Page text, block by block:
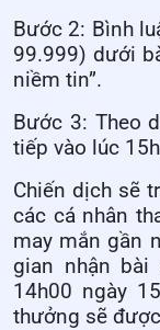
Bước 2: Bình
99.999) dưới
niềm tin”.
Bước 3: Theo
tiếp vào lúc
Chiến dịch sẽ
các cá nhân
may mắn gần
gian nhận
14h00 ngày
thưởng sẽ